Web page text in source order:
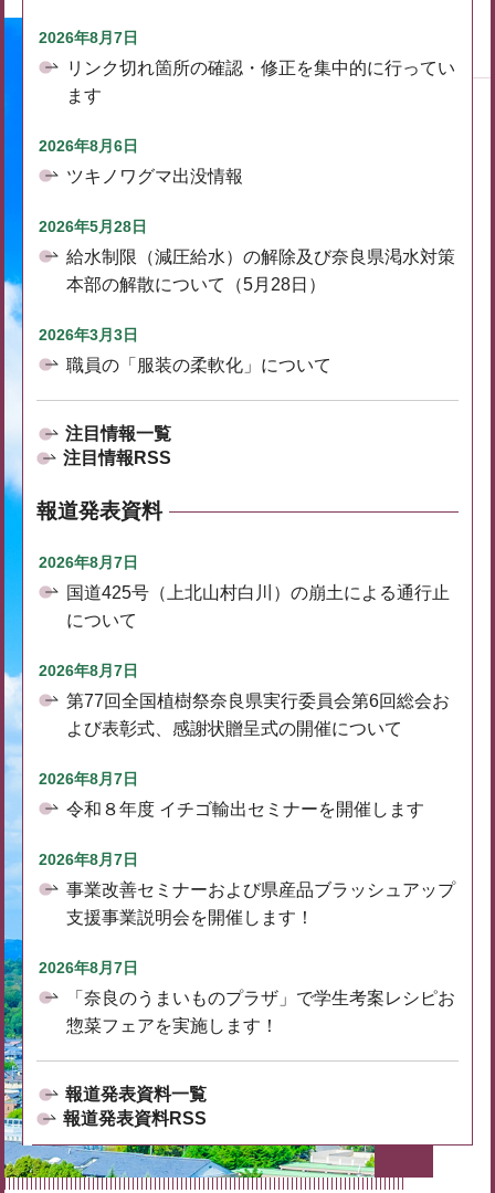
2026年8月7日
リンク切れ箇所の確認・修正を集中的に行ってい
ます
2026年8月6日
ツキノワグマ出没情報
2026年5月28日
給水制限（減圧給水）の解除及び奈良県渇水対策
本部の解散について（5月28日）
2026年3月3日
職員の「服装の柔軟化」について
注目情報一覧
注目情報RSS
報道発表資料
2026年8月7日
国道425号（上北山村白川）の崩土による通行止
について
2026年8月7日
第77回全国植樹祭奈良県実行委員会第6回総会お
よび表彰式、感謝状贈呈式の開催について
2026年8月7日
令和８年度 イチゴ輸出セミナーを開催します
2026年8月7日
事業改善セミナーおよび県産品ブラッシュアップ
支援事業説明会を開催します！
2026年8月7日
「奈良のうまいものプラザ」で学生考案レシピお
惣菜フェアを実施します！
報道発表資料一覧
報道発表資料RSS